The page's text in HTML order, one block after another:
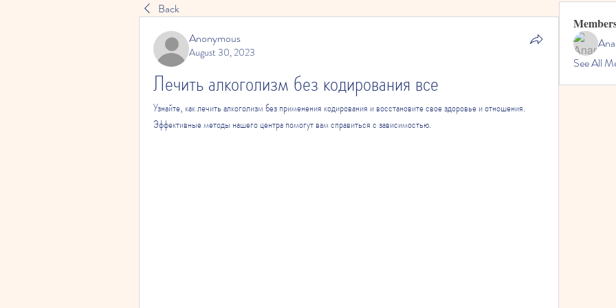
Back
Anonymous
August 30, 2023
Лечить алкоголизм без кодирования все
Узнайте, как лечить алкоголизм без применения кодирования и восстановите свое здоровье и отношения.
Эффективные методы нашего центра помогут вам справиться с зависимостью.
See All